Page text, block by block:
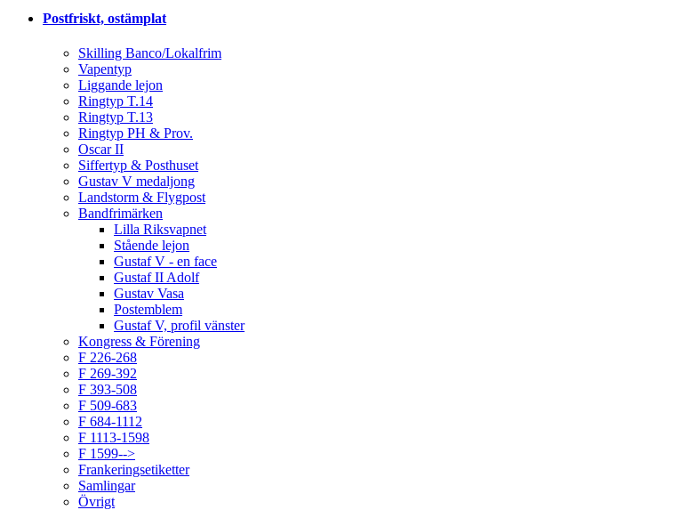
Postfriskt, ostämplat
Skilling Banco/Lokalfrim
Vapentyp
Liggande lejon
Ringtyp T.14
Ringtyp T.13
Ringtyp PH & Prov.
Oscar II
Siffertyp & Posthuset
Gustav V medaljong
Landstorm & Flygpost
Bandfrimärken
Lilla Riksvapnet
Stående lejon
Gustaf V - en face
Gustaf II Adolf
Gustav Vasa
Postemblem
Gustaf V, profil vänster
Kongress & Förening
F 226-268
F 269-392
F 393-508
F 509-683
F 684-1112
F 1113-1598
F 1599-->
Frankeringsetiketter
Samlingar
Övrigt